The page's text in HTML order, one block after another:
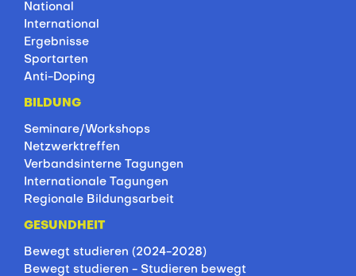
National
International
Ergebnisse
Sportarten
Anti-Doping
BILDUNG
Seminare/Workshops
Netzwerktreffen
Verbandsinterne Tagungen
Internationale Tagungen
Regionale Bildungsarbeit
GESUNDHEIT
Bewegt studieren (2024-2028)
Bewegt studieren - Studieren bewegt